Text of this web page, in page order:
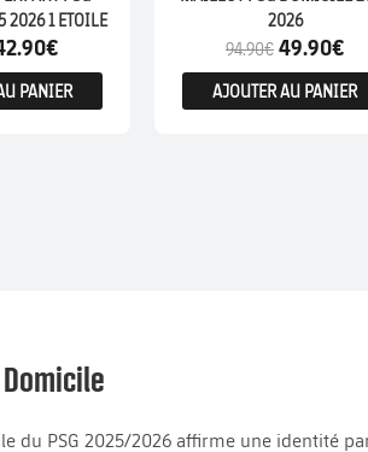
2026 1 ETOILE
€
PANIER
2026
94.90€ 49.90€
AJOUTER AU PANIER
Domicile
du PSG 2025/2026 affirme une identité